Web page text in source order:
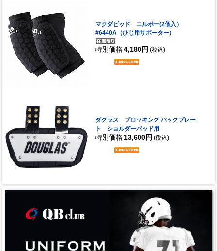
マクダビッド エルボー(2個入）
#6440A（ひじ用サポーター）
特別価格 4,180円 (税込)
ダグラス ブロッキング バックプレー
ト ショルダーパッド用
特別価格 13,600円 (税込)